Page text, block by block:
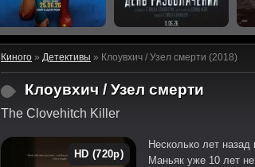
Киного » Детективы » Клоувхич / Узел смерти (2018)
Клоувхич / Узел смерти
The Clovehitch Killer
HD (720p)
Несколько лет
Маньяк уже 10 лет